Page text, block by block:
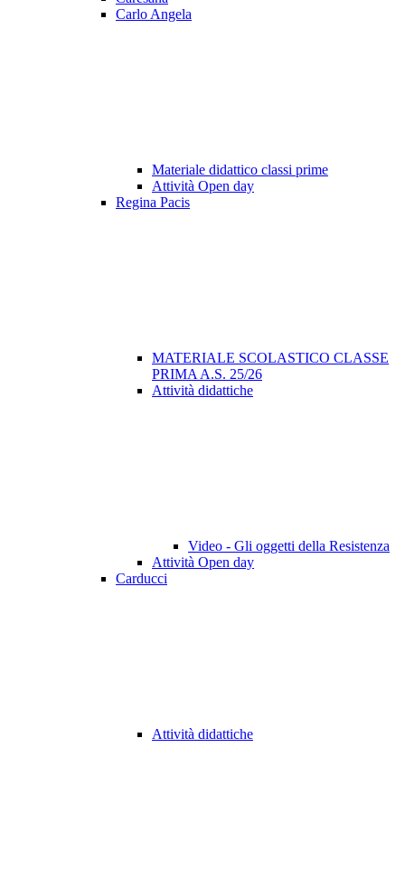
Carlo Angela
Materiale didattico classi prime
Attività Open day
Regina Pacis
MATERIALE SCOLASTICO CLASSE
PRIMA A.S. 25/26
Attività didattiche
Video - Gli oggetti della Resistenza
Attività Open day
Carducci
Attività didattiche